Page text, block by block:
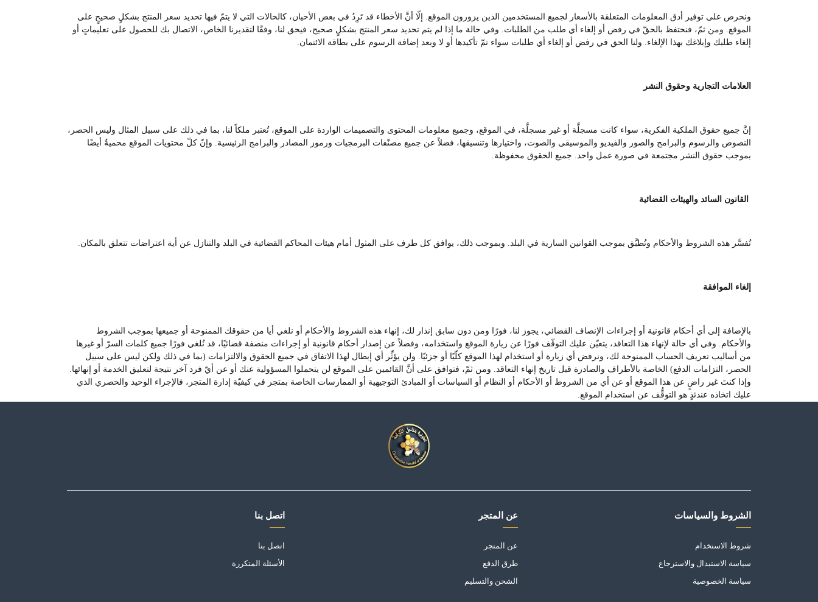
ونحرص على توفير أدق المعلومات المتعلقة بالأسعار لجميع المستخدمين الذين يزورون الموقع. إلّا أنَّ الأخطاء قد تَرِدُ في بعض الأحيان، كالحالات التي لا يتمّ فيها تحديد سعر المنتج بشكلٍ صحيحٍ على
الموقع. ومن ثمّ، فنحتفظ بالحقّ في رفض أو إلغاء أي طلب من الطلبات. وفي حالة ما إذا لم يتم تحديد سعر المنتج بشكلٍ صحيح، فيحق لنا، وفقًا لتقديرنا الخاص، الاتصال بك للحصول على تعليماتٍ أو
إلغاء طلبك وإبلاغك بهذا الإلغاء. ولنا الحق في رفض أو إلغاء أي طلبات سواء تمّ تأكيدها أو لا وبعد إضافة الرسوم على بطاقة الائتمان.
العلامات التجارية وحقوق النشر
إنَّ جميع حقوق الملكية الفكرية، سواء كانت مسجلَّة أو غير مسجلَّة، في الموقع، وجميع معلومات المحتوى والتصميمات الواردة على الموقع، تُعتبر ملكاً لنا، بما في ذلك على سبيل المثال وليس الحصر،
النصوص والرسوم والبرامج والصور والفيديو والموسيقى والصوت، واختيارها وتنسيقها، فضلاً عن جميع مصنّفات البرمجيات ورموز المصادر والبرامج الرئيسية. وإنّ كلّ محتويات الموقع محميةٌ أيضًا
بموجب حقوق النشر مجتمعة في صورة عمل واحد. جميع الحقوق محفوظة.
القانون السائد والهيئات القضائية
تُفسَّر هذه الشروط والأحكام وتُطبَّق بموجب القوانين السارية في البلد. وبموجب ذلك، يوافق كل طرف على المثول أمام هيئات المحاكم القضائية في البلد والتنازل عن أية اعتراضات تتعلق بالمكان.
إلغاء الموافقة
بالإضافة إلى أي أحكام قانونية أو إجراءات الإنصاف القضائي، يجوز لنا، فورًا ومن دون سابق إنذار لك، إنهاء هذه الشروط والأحكام أو نلغي أيا من حقوقك الممنوحة أو جميعها بموجب الشروط
والأحكام. وفي أي حالة لإنهاء هذا التعاقد، يتعيّن عليك التوقّف فورًا عن زيارة الموقع واستخدامه، وفضلاً عن إصدار أحكام قانونية أو إجراءات منصفة قضائيًا، قد نُلغي فورًا جميع كلمات السرّ أو غيرها
من أساليب تعريف الحساب الممنوحة لك، ونرفض أي زيارة أو استخدام لهذا الموقع كلّيًا أو جزئيًا. ولن يؤثِّر أي إبطال لهذا الاتفاق في جميع الحقوق والالتزامات (بما في ذلك ولكن ليس على سبيل
الحصر، التزامات الدفع) الخاصة بالأطراف والصادرة قبل تاريخ إنهاء التعاقد. ومن ثمّ، فتوافق على أنَّ القائمين على الموقع لن يتحملوا المسؤولية عنك أو عن أيّ فرد آخر نتيجة لتعليق الخدمة أو إنهائها.
وإذا كنتَ غير راضٍ عن هذا الموقع أو عن أي من الشروط أو الأحكام أو النظام أو السياسات أو المبادئ التوجيهية أو الممارسات الخاصة بمتجر في كيفيّة إدارة المتجر، فالإجراء الوحيد والحصري الذي
عليك اتخاذه عندئذٍ هو التوقُّف عن استخدام الموقع.
الشروط والسياسات
شروط الاستخدام
سياسة الاستبدال والاسترجاع
سياسة الخصوصية
عن المتجر
عن المتجر
طرق الدفع
الشحن والتسليم
اتصل بنا
اتصل بنا
الأسئلة المتكررة